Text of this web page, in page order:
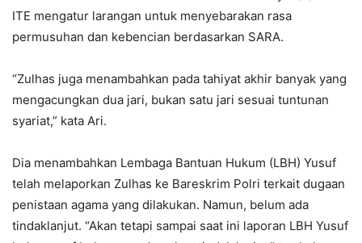
ITE mengatur larangan untuk menyebarakan rasa
permusuhan dan kebencian berdasarkan SARA.
“Zulhas juga menambahkan pada tahiyat akhir banyak yang
mengacungkan dua jari, bukan satu jari sesuai tuntunan
syariat,” kata Ari.
Dia menambahkan Lembaga Bantuan Hukum (LBH) Yusuf
telah melaporkan Zulhas ke Bareskrim Polri terkait dugaan
penistaan agama yang dilakukan. Namun, belum ada
tindaklanjut. “Akan tetapi sampai saat ini laporan LBH Yusuf